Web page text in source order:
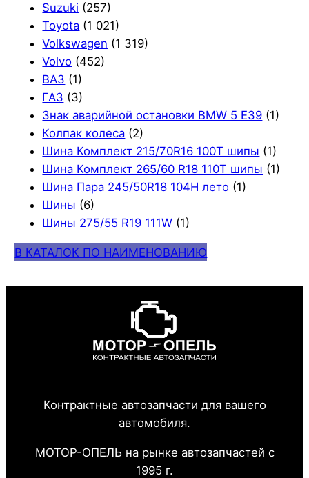
Suzuki (257)
Toyota (1 021)
Volkswagen (1 319)
Volvo (452)
ВАЗ (1)
ГАЗ (3)
Знак аварийной остановки BMW 5 E39 (1)
Колпак колеса (2)
Шина Комплект 215/70R16 100T шипы (1)
Шина Комплект 265/60 R18 110T шипы (1)
Шина Пара 245/50R18 104H лето (1)
Шины (6)
Шины 275/55 R19 111W (1)
В КАТАЛОК ПО НАИМЕНОВАНИЮ
Контрактные автозапчасти для вашего
автомобиля.
МОТОР-ОПЕЛЬ на рынке автозапчастей с
1995 г.